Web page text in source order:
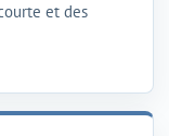
et des